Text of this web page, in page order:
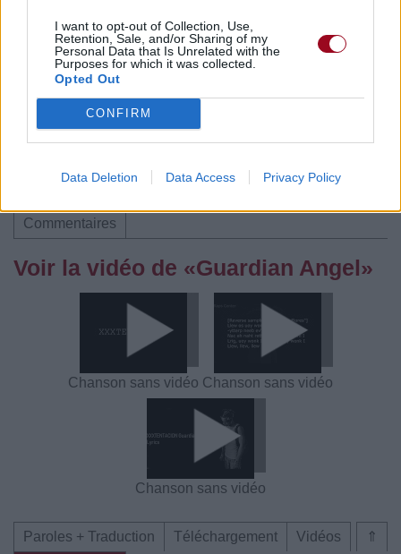
I want to opt-out of Collection, Use,
Retention, Sale, and/or Sharing of my
Personal Data that Is Unrelated with the
Purposes for which it was collected.
Opted Out
CONFIRM
Data Deletion Data Access Privacy Policy
Télécharger légalement les MP3 sur
Télécharger légalement les MP3 ou trouver le CD sur
Trouver un instrument de musique ou une partition au
meilleur prix sur
Commentaires
Voir la vidéo de «Guardian Angel»
Chanson sans vidéo Chanson sans vidéo
Chanson sans vidéo
⇑
Paroles + Traduction Téléchargement
Vidéos